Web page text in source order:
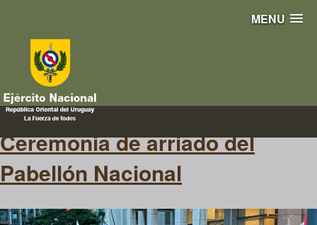
MENU
Casa Militar
Ceremonia de arriado del
Pabellón Nacional